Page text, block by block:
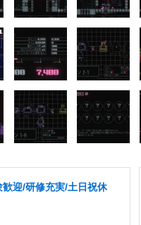
迎/研修充実/土日祝休